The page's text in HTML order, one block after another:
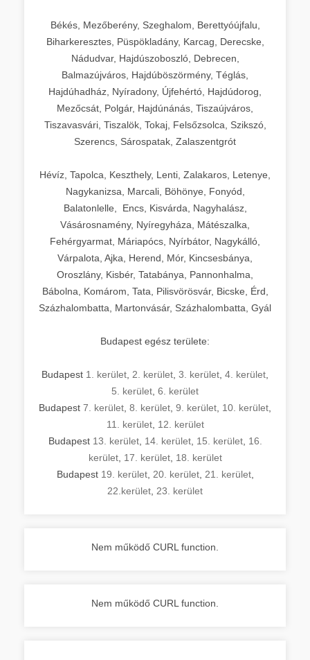
Békés, Mezőberény, Szeghalom, Berettyóújfalu,
Biharkeresztes, Püspökladány, Karcag, Derecske,
Nádudvar, Hajdúszoboszló, Debrecen,
Balmazújváros, Hajdúböszörmény, Téglás,
Hajdúhadház, Nyíradony, Újfehértó, Hajdúdorog,
Mezőcsát, Polgár, Hajdúnánás, Tiszaújváros,
Tiszavasvári, Tiszalök, Tokaj, Felsőzsolca, Szikszó,
Szerencs, Sárospatak, Zalaszentgrót
Hévíz, Tapolca, Keszthely, Lenti, Zalakaros, Letenye,
Nagykanizsa, Marcali, Böhönye, Fonyód,
Balatonlelle, Encs, Kisvárda, Nagyhalász,
Vásárosnamény, Nyíregyháza, Mátészalka,
Fehérgyarmat, Máriapócs, Nyírbátor, Nagykálló,
Várpalota, Ajka, Herend, Mór, Kincsesbánya,
Oroszlány, Kisbér, Tatabánya, Pannonhalma,
Bábolna, Komárom, Tata, Pilisvörösvár, Bicske, Érd,
Százhalombatta, Martonvásár, Százhalombatta, Gyál
Budapest egész területe:
Budapest 1. kerület 2. kerület 3. kerület 4. kerület
5. kerület 6. kerület
Budapest 7. kerület 8. kerület 9. kerület 10. kerület
11. kerület, 12. kerület
Budapest 13. kerület, 14. kerület, 15. kerület, 16.
kerület, 17. kerület, 18. kerület
Budapest 19. kerület, 20. kerület, 21. kerület,
22.kerület 23. kerület
Nem működő CURL function.
Nem működő CURL function.